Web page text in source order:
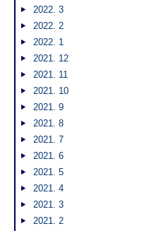
2022. 3
2022. 2
2022. 1
2021. 12
2021. 11
2021. 10
2021. 9
2021. 8
2021. 7
2021. 6
2021. 5
2021. 4
2021. 3
2021. 2